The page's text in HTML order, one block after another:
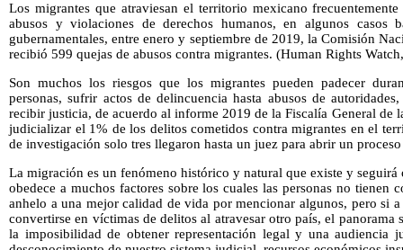
Los migrantes que atraviesan el territorio mexicano
abusos y violaciones de derechos humanos, en algunos casos
gubernamentales, entre enero y septiembre de 2019, la Comisión
recibió 599 quejas de abusos contra migrantes. (Human Rights
Son muchos los riesgos que los migrantes pueden padecer
personas, sufrir actos de delincuencia hasta abusos de
recibir justicia, de acuerdo al informe 2019 de la Fiscalía General de
judicializar el 1% de los delitos cometidos contra migrantes en el
de investigación solo tres llegaron hasta un juez para abrir un
La migración es un fenómeno histórico y natural que existe y
obedece a muchos factores sobre los cuales las personas no tienen
anhelo a una mejor calidad de vida por mencionar algunos, pero si
convertirse en víctimas de delitos al atravesar otro país, el panorama
la imposibilidad de obtener representación legal y una audiencia